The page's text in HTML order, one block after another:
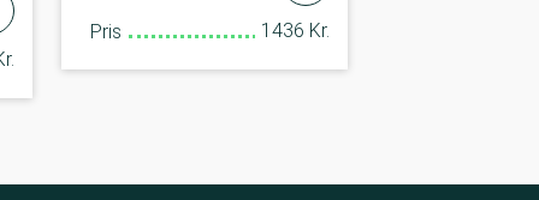
Pris 1436 Kr.